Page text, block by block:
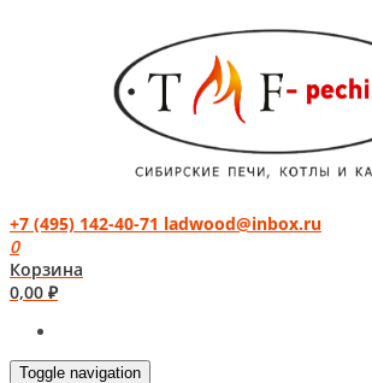
+7 (495) 142-40-71 ladwood@inbox.ru
0
Корзина
0,00 ₽
Toggle navigation